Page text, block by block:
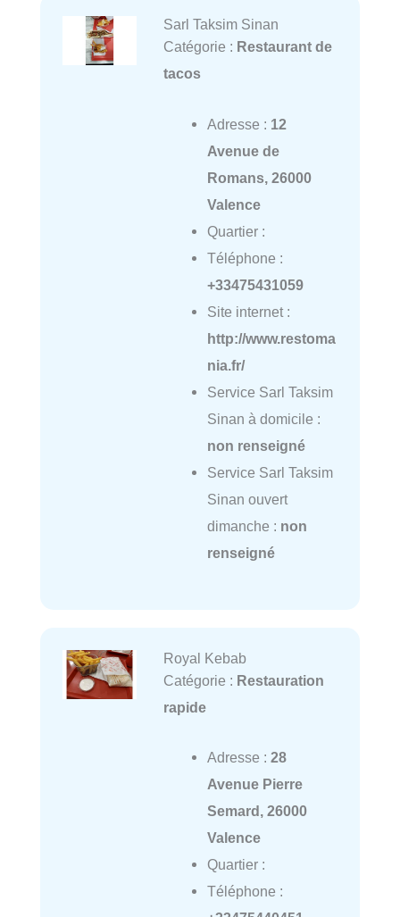
Sarl Taksim Sinan
Catégorie : Restaurant de
tacos
Adresse : 12
Avenue de
Romans, 26000
Valence
Quartier :
Téléphone :
+33475431059
Site internet :
http://www.restoma
nia.fr/
Service Sarl Taksim
Sinan à domicile :
non renseigné
Service Sarl Taksim
Sinan ouvert
dimanche : non
renseigné
Royal Kebab
Catégorie : Restauration
rapide
Adresse : 28
Avenue Pierre
Semard, 26000
Valence
Quartier :
Téléphone :